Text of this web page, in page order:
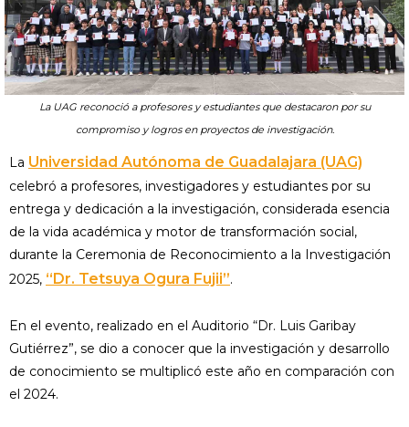
La UAG reconoció a profesores y estudiantes que destacaron por su
compromiso y logros en proyectos de investigación.
La Universidad Autónoma de Guadalajara (UAG)
celebró a profesores, investigadores y estudiantes por su
entrega y dedicación a la investigación, considerada esencia
de la vida académica y motor de transformación social,
durante la Ceremonia de Reconocimiento a la Investigación
2025, “Dr. Tetsuya Ogura Fujii”.
En el evento, realizado en el Auditorio “Dr. Luis Garibay
Gutiérrez”, se dio a conocer que la investigación y desarrollo
de conocimiento se multiplicó este año en comparación con
el 2024.